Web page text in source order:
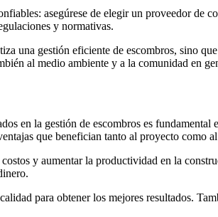
asegúrese de elegir un proveedor de
y normativas.
una gestión eficiente de escombros, sino
al medio ambiente y a la comunidad en
en la gestión de escombros es
que benefician tanto al proyecto como
y aumentar la productividad en la
para obtener los mejores resultados.